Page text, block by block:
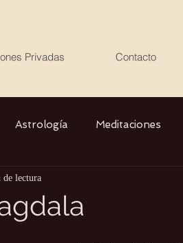
Privadas
Contacto
Astrología Meditaciones
de lectura